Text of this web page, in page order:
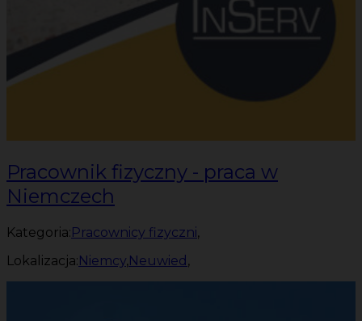
Pracownik fizyczny - praca w
Niemczech
Kategoria:Pracownicy fizyczni,
Lokalizacja:Niemcy,Neuwied ,